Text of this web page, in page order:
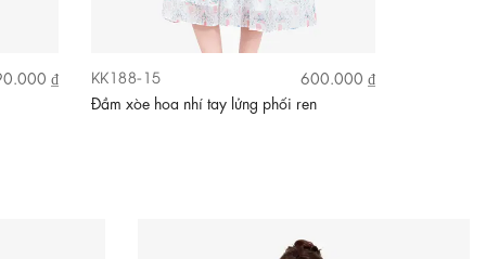
₫ KK188-15
600.000 ₫
Đầm xòe hoa nhí tay lửng phối ren